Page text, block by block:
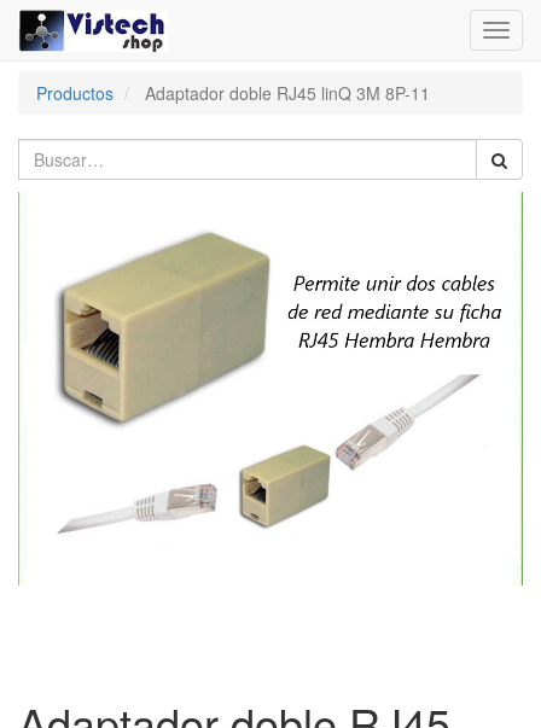
Productos
Adaptador doble RJ45 linQ 3M 8P-11